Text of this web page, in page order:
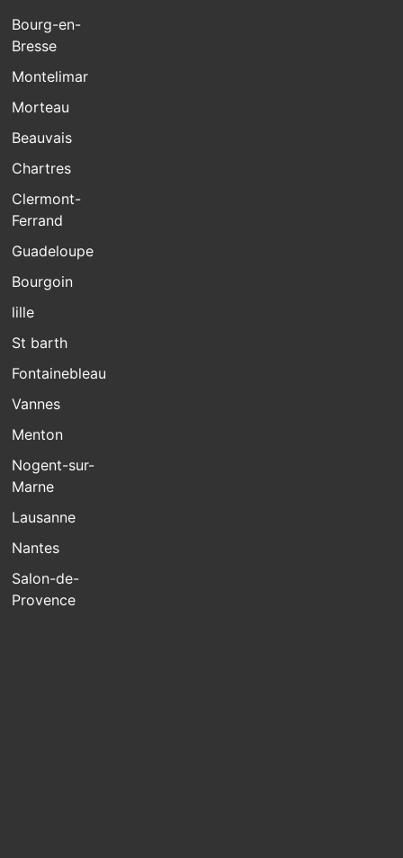
Bourg-en-
Bresse
Montelimar
Morteau
Beauvais
Chartres
Clermont-
Ferrand
Guadeloupe
Bourgoin
lille
St barth
Fontainebleau
Vannes
Menton
Nogent-sur-
Marne
Lausanne
Nantes
Salon-de-
Provence